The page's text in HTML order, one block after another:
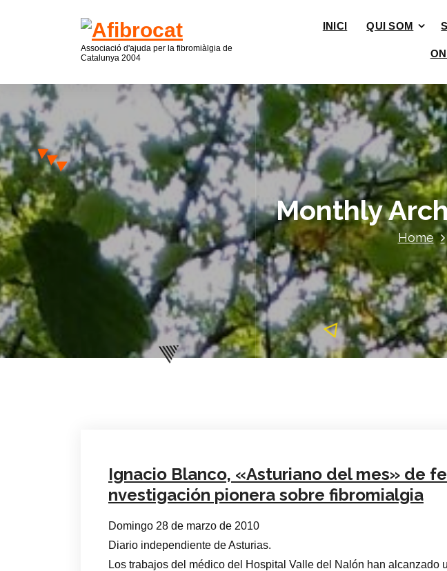
Associació d'ajuda per la fibromiàlgia de
Catalunya 2004
INICI QUI SOM
Monthly
Home
Ignacio Blanco, «Asturiano del mes» de
nvestigación pionera sobre fibromialgia
Domingo 28 de marzo de 2010
Diario independiente de Asturias.
Los trabajos del médico del Hospital Valle del Nalón han alcanzado